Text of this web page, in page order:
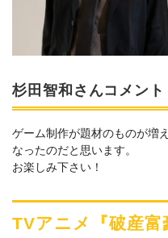
杉田智和さんコメント
ゲーム制作が題材のものが増
なったのだと思います。
お楽しみ下さい！
TVアニメ『破産